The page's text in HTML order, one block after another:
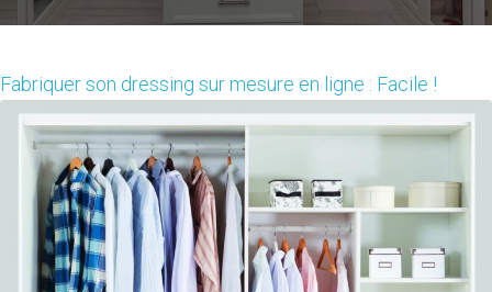
Fabriquer son dressing sur mesure en ligne : Facile !